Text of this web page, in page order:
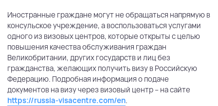
Иностранные граждане могут не обращаться напрямую в
консульское учреждение, а воспользоваться услугами
одного из визовых центров, которые открыты с целью
повышения качества обслуживания граждан
Великобритании, других государств и лиц без
гражданства, желающих получить визу в Российскую
Федерацию. Подробная информация о подаче
документов на визу через визовый центр – на сайте
https://russia-visacentre.com/en.